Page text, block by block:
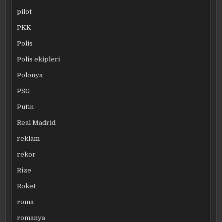
pilot
PKK
Polis
Polis ekipleri
Polonya
PSG
Putin
Real Madrid
reklam
rekor
Rize
Roket
roma
romanya